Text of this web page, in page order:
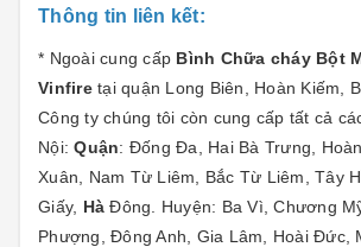
Thông tin liên kết:
* Ngoài cung cấp Bình Chữa cháy Bột
Vinfiretại quận Long Biên, Hoàn Kiếm,
Công ty chúng tôi còn cung cấp tất cả
Nội:Quận: Đống Đa, Hai Bà Trưng,
Xuân, Nam Từ Liêm, Bắc Từ Liêm, Tây
Giấy, Hà Đông. Huyện: Ba Vì, Chương
Phượng, Đông Anh, Gia Lâm, Hoài Đức,